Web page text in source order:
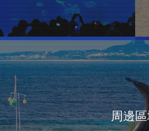
周邊